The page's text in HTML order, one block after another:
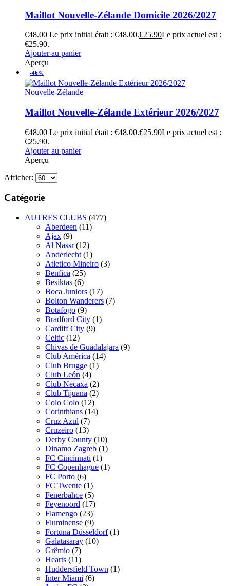
Maillot Nouvelle-Zélande Domicile 2026/2027
€48.00 Le prix initial était : €48.00.€25.90Le prix actuel est :
€25.90.
Ajouter au panier
Aperçu
-46%
Nouvelle-Zélande
Maillot Nouvelle-Zélande Extérieur 2026/2027
€48.00 Le prix initial était : €48.00.€25.90Le prix actuel est :
€25.90.
Ajouter au panier
Aperçu
Afficher:
Catégorie
AUTRES CLUBS (477)
Aberdeen (11)
Ajax (9)
Al Nassr (12)
Anderlecht (1)
Atletico Mineiro (3)
Benfica (25)
Besiktas (6)
Boca Juniors (17)
Bolton Wanderers (7)
Botafogo (9)
Bradford City (1)
Cardiff City (9)
Celtic (12)
Chivas de Guadalajara (9)
Club América (14)
Club Brugge (1)
Club León (4)
Club Necaxa (2)
Club Tijuana (2)
Colo Colo (12)
Corinthians (14)
Cruz Azul (7)
Cruzeiro (13)
Derby County (10)
Dinamo Zagreb (1)
FC Cincinnati (1)
FC Copenhague (1)
FC Porto (6)
FC Twente (1)
Fenerbahce (5)
Feyenoord (17)
Flamengo (23)
Fluminense (9)
Fortuna Düsseldorf (1)
Galatasaray (10)
Grêmio (7)
Hearts (11)
Huddersfield Town (1)
Inter Miami (6)